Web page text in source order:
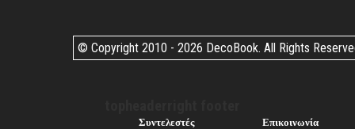
© Copyright 2010 - 2026 DecoBook. All Rights
Συντελεστές Επικοινωνία